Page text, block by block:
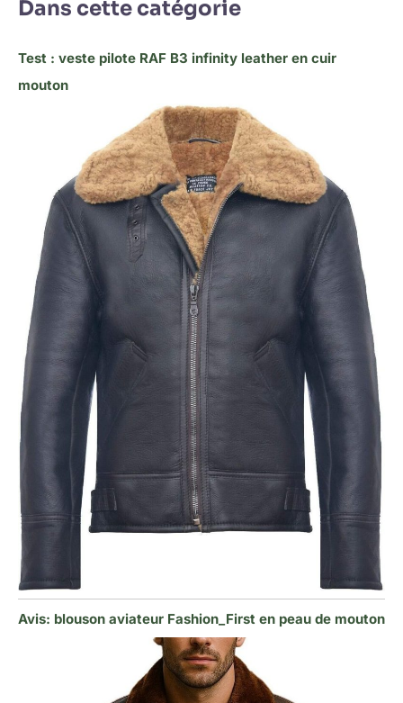
Dans cette catégorie
Test : veste pilote RAF B3 infinity leather en cuir
mouton
Avis: blouson aviateur Fashion_First en peau de mouton